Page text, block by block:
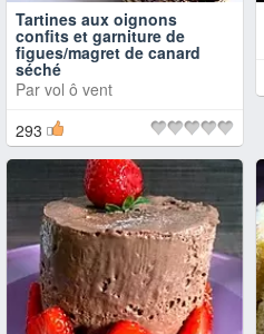
Tartines aux oignons
confits et garniture de
figues/magret de canard
séché
Par vol ô vent
293